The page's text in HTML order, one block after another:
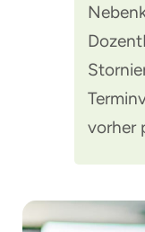
vorher